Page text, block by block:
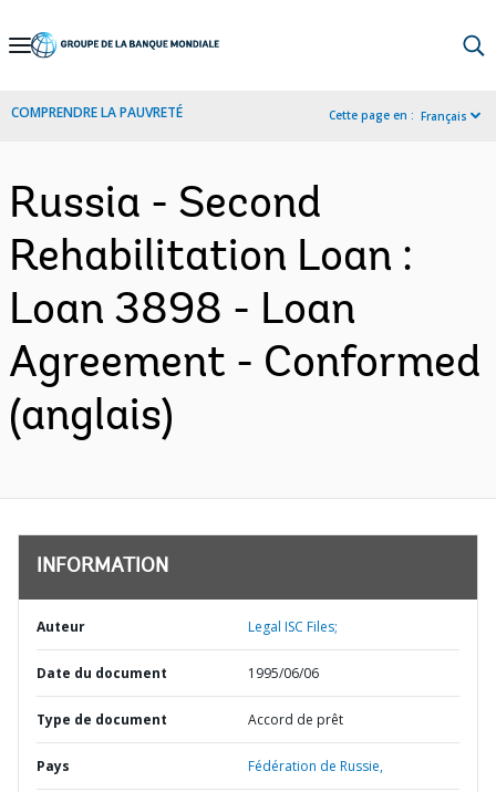
Skip
Navigation
COMPRENDRE LA PAUVRETÉ Cette page en : Français
Russia - Second
Rehabilitation Loan :
Loan 3898 - Loan
Agreement - Conformed
(anglais)
INFORMATION
Auteur Legal ISC Files;
Date du document 1995/06/06
Type de document Accord de prêt
Pays Fédération de Russie,